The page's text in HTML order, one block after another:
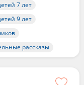
7 лет
9 лет
рассказы